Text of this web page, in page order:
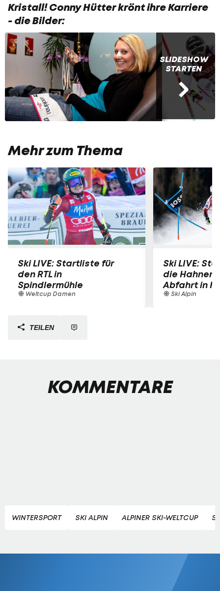
Kristall! Conny Hütter krönt ihre Karriere
- die Bilder:
SLIDESHOW
STARTEN
Mehr zum Thema
Ski LIVE: Startliste für
den RTL in
Spindlermühle
Weltcup Damen
Ski LIVE:
die
Abfahrt in
Ski Alpin
TEILEN
KOMMENTARE
WINTERSPORT SKI ALPIN ALPINER SKI-WELTCUP